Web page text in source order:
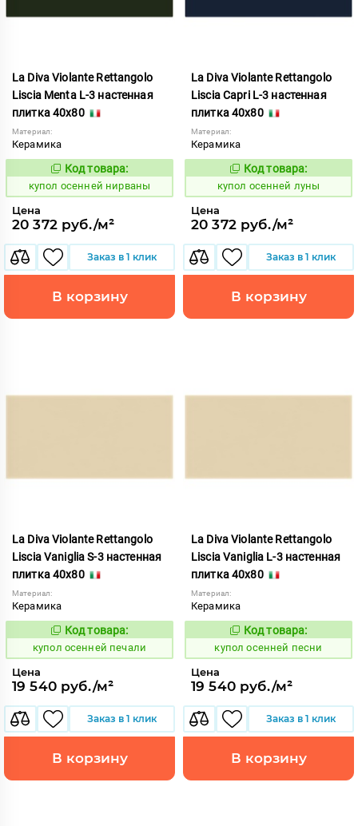
La Diva Violante Rettangolo
Liscia Menta L-3 настенная
плитка 40x80
Материал:
Керамика
852184
Код товара:
купол осенней нирваны
Цена
20 372 руб./м²
Заказ в 1 клик
В корзину
La Diva Violante Rettangolo
Liscia Capri L-3 настенная
плитка 40x80
Материал:
Керамика
852170
Код товара:
купол осенней луны
Цена
20 372 руб./м²
Заказ в 1 клик
В корзину
La Diva Violante Rettangolo
Liscia Vaniglia S-3 настенная
плитка 40x80
Материал:
Керамика
852195
Код товара:
купол осенней печали
Цена
19 540 руб./м²
Заказ в 1 клик
В корзину
La Diva Violante Rettangolo
Liscia Vaniglia L-3 настенная
плитка 40x80
Материал:
Керамика
852194
Код товара:
купол осенней песни
Цена
19 540 руб./м²
Заказ в 1 клик
В корзину